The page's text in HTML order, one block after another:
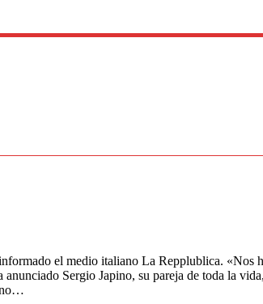
el medio italiano La Repplublica. «Nos
Sergio Japino, su pareja de toda la
no…